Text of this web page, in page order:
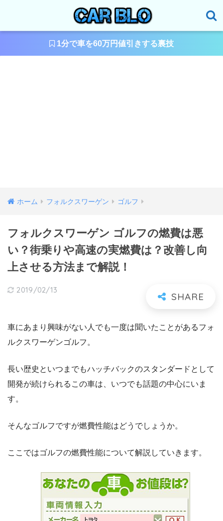
1分で車を60万円値引きする裏技
ホーム フォルクスワーゲン ゴルフ
フォルクスワーゲン ゴルフの燃費は悪
い？街乗りや高速の実燃費は？改善し向
上させる方法まで解説！
2019/02/13
車にあまり興味がない人でも一度は聞いたことがあるフォ
ルクスワーゲンゴルフ。
長い歴史といつまでもハッチバックのスタンダードとして
開発が続けられるこの車は、いつでも話題の中心にいま
す。
そんなゴルフですが燃費性能はどうでしょうか。
ここではゴルフの燃費性能について解説していきます。